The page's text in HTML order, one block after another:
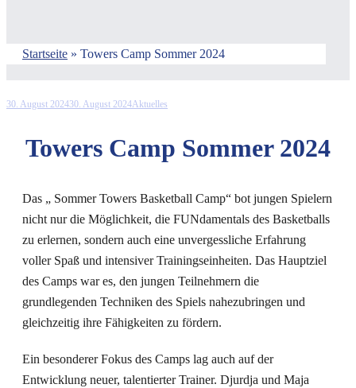
Startseite » Towers Camp Sommer 2024
30. August 202430. August 2024Aktuelles
Towers Camp Sommer 2024
Das „ Sommer Towers Basketball Camp“ bot jungen Spielern
nicht nur die Möglichkeit, die FUNdamentals des Basketballs
zu erlernen, sondern auch eine unvergessliche Erfahrung
voller Spaß und intensiver Trainingseinheiten. Das Hauptziel
des Camps war es, den jungen Teilnehmern die
grundlegenden Techniken des Spiels nahezubringen und
gleichzeitig ihre Fähigkeiten zu fördern.
Ein besonderer Fokus des Camps lag auch auf der
Entwicklung neuer, talentierter Trainer. Djurdja und Maja